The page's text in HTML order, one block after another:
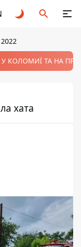
КОЛОМИЇ ТА НА
хата